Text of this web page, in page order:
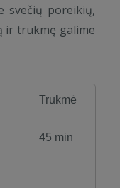
svečių poreikių,
ir trukmę galime
Trukmė
45 min